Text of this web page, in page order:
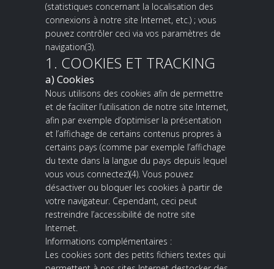
(statistiques concernant la localisation des
connexions à notre site Internet, etc.) ; vous
pouvez contrôler ceci via vos paramètres de
navigation(3).
1. COOKIES ET TRACKING
a) Cookies
Nous utilisons des cookies afin de permettre
et de faciliter l’utilisation de notre site Internet,
afin par exemple d’optimiser la présentation
et l’affichage de certains contenus propres à
certains pays (comme par exemple l’affichage
du texte dans la langue du pays depuis lequel
vous vous connectez)(4). Vous pouvez
désactiver ou bloquer les cookies à partir de
votre navigateur. Cependant, ceci peut
restreindre l’accessibilité de notre site
Internet.
Informations complémentaires :
Les cookies sont des petits fichiers textes qui